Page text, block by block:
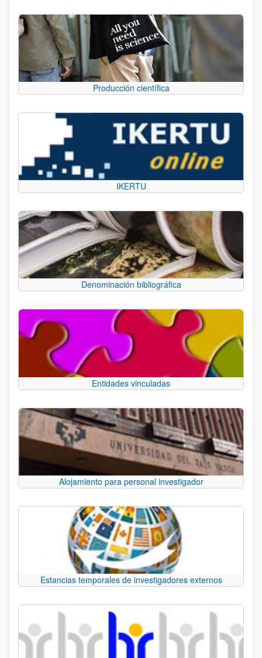
Producción científica
IKERTU
Denominación bibliográfica
Entidades vinculadas
Alojamiento para personal investigador
Estancias temporales de investigadores externos